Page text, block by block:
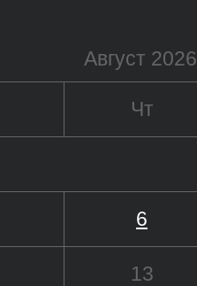
Август 2026
Чт
6
13